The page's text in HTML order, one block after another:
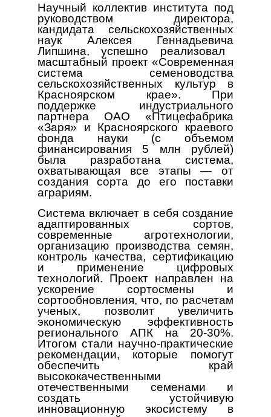
Научный коллектив института под
руководством директора,
кандидата сельскохозяйственных
наук Алексея Геннадьевича
Липшина, успешно реализовал
масштабный проект «Современная
система семеноводства
сельскохозяйственных культур в
Красноярском крае». При
поддержке индустриального
партнера ОАО «Птицефабрика
«Заря» и Красноярского краевого
фонда науки (с объемом
финансирования 5 млн рублей)
была разработана система,
охватывающая все этапы — от
создания сорта до его поставки
аграриям.
Система включает в себя создание
адаптированных сортов,
современные агротехнологии,
организацию производства семян,
контроль качества, сертификацию
и применение цифровых
технологий. Проект направлен на
ускорение сортосмены и
сортообновления, что, по расчетам
ученых, позволит увеличить
экономическую эффективность
регионального АПК на 20-30%.
Итогом стали научно-практические
рекомендации, которые помогут
обеспечить край
высококачественными
отечественными семенами и
создать устойчивую
инновационную экосистему в